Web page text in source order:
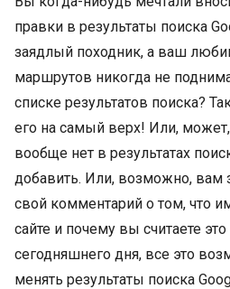
правки в результаты поиска
заядлый походник, а ваш
маршрутов никогда не
списке результатов поиска?
его на самый верх! Или,
вообще нет в результатах
добавить. Или, возможно, вам
свой комментарий о том, что
сайте и почему вы считаете
сегодняшнего дня, все это
менять результаты поиска